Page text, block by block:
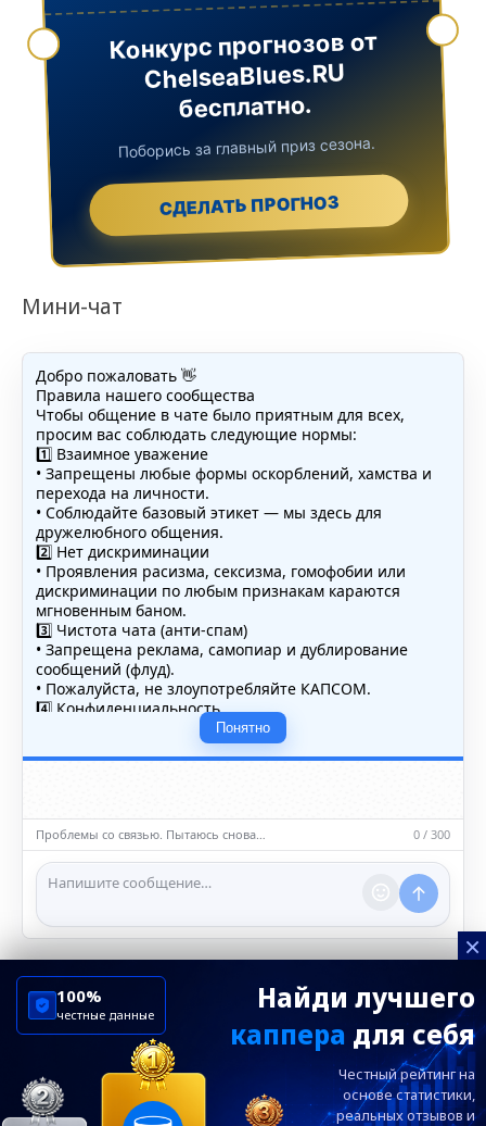
Конкурс прогнозов от
ChelseaBlues.RU
бесплатно.
Поборись за главный приз сезона.
СДЕЛАТЬ ПРОГНОЗ
Мини-чат
Добро пожаловать 👋
Правила нашего сообщества
Чтобы общение в чате было приятным для всех,
просим вас соблюдать следующие нормы:
1️⃣ Взаимное уважение
• Запрещены любые формы оскорблений, хамства и
перехода на личности.
• Соблюдайте базовый этикет — мы здесь для
дружелюбного общения.
2️⃣ Нет дискриминации
• Проявления расизма, сексизма, гомофобии или
дискриминации по любым признакам караются
мгновенным баном.
3️⃣ Чистота чата (анти-спам)
• Запрещена реклама, самопиар и дублирование
сообщений (флуд).
• Пожалуйста, не злоупотребляйте КАПСОМ.
4️⃣ Конфиденциальность
• Не публикуйте личные данные — свои или чужие
(телефоны, адреса, документы).
5️⃣ Уместность контента
насилию.
ℹ️ Модераторы и администраторы вправе удалять
сообщения и ограничивать доступ к чату при
нарушении правил.
Понятно
Проблемы со связью. Пытаюсь снова… 0 / 300
×
Найди лучшего
каппера для себя
Честный рейтинг на
основе статистики,
реальныхотзывов и
100%
честные данные
ChelseaBluesRu
ФК Челси
Посетителям
Информация